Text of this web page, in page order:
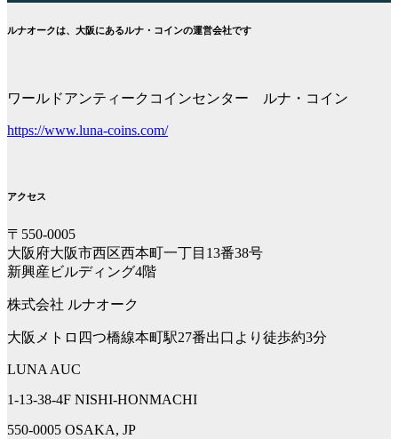
ルナオークは、大阪にあるルナ・コインの運営会社です
ワールドアンティークコインセンター ルナ・コイン
https://www.luna-coins.com/
アクセス
〒550-0005
大阪府大阪市西区西本町一丁目13番38号
新興産ビルディング4階
株式会社 ルナオーク
大阪メトロ四つ橋線本町駅27番出口より徒歩約3分
LUNA AUC
1-13-38-4F NISHI-HONMACHI
550-0005 OSAKA, JP